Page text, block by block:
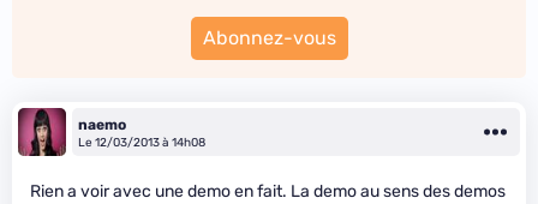
Abonnez-vous
naemo
Le 12/03/2013 à 14h08
Rien a voir avec une demo en fait. La demo au sens des demos